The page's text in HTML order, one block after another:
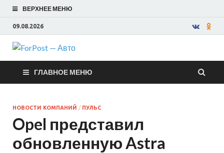
ВЕРХНЕЕ МЕНЮ
09.08.2026
ForPost —
Авто
ГЛАВНОЕ МЕНЮ
НОВОСТИ КОМПАНИЙ / ПУЛЬС
Opel представил
обновленную Astra